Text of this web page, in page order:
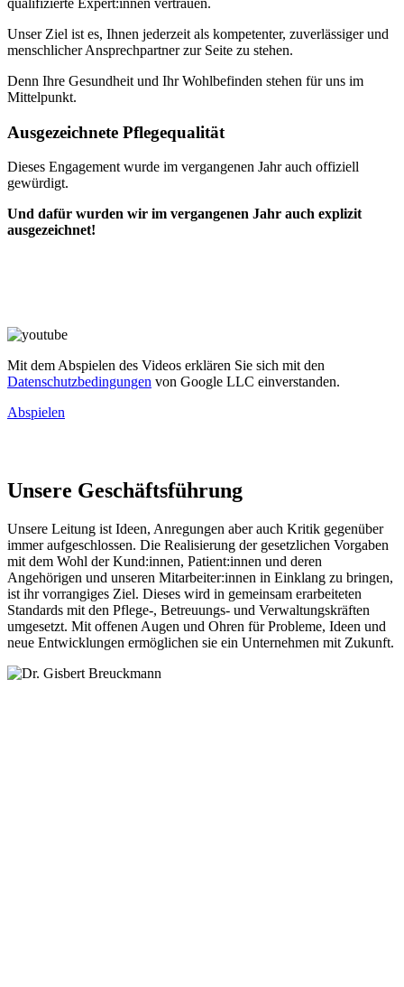
Unser Ziel ist es, Ihnen jederzeit als kompetenter, zuverlässiger und
menschlicher Ansprechpartner zur Seite zu stehen.
Denn Ihre Gesundheit und Ihr Wohlbefinden stehen für uns im
Mittelpunkt.
Ausgezeichnete Pflegequalität
Dieses Engagement wurde im vergangenen Jahr auch offiziell
gewürdigt.
Und dafür wurden wir im vergangenen Jahr auch explizit
ausgezeichnet!
Mit dem Abspielen des Videos erklären Sie sich mit den
Datenschutzbedingungen von Google LLC einverstanden.
Abspielen
Unsere Geschäftsführung
Unsere Leitung ist Ideen, Anregungen aber auch Kritik gegenüber
immer aufgeschlossen. Die Realisierung der gesetzlichen Vorgaben
mit dem Wohl der Kund:innen, Patient:innen und deren
Angehörigen und unseren Mitarbeiter:innen in Einklang zu bringen,
ist ihr vorrangiges Ziel. Dieses wird in gemeinsam erarbeiteten
Standards mit den Pflege-, Betreuungs- und Verwaltungskräften
umgesetzt. Mit offenen Augen und Ohren für Probleme, Ideen und
neue Entwicklungen ermöglichen sie ein Unternehmen mit Zukunft.